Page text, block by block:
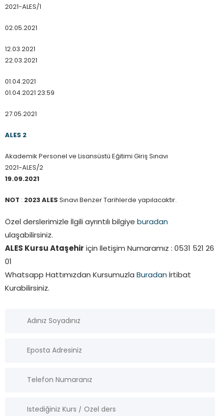
2021-ALES/1
02.05.2021
12.03.2021
22.03.2021
01.04.2021
01.04.2021 23:59
27.05.2021
ALES 2
Akademik Personel ve Lisansüstü Eğitimi Giriş Sınavı
2021-ALES/2
19.09.2021
NOT : 2023 ALES Sınavı Benzer Tarihlerde yapılacaktır.
Özel derslerimizle İlgili ayrıntılı bilgiye buradan
ulaşabilirsiniz.
ALES Kursu Ataşehir için İletişim Numaramız : 0531 521 26
01
Whatsapp Hattımızdan Kursumuzla Buradan İrtibat
Kurabilirsiniz.